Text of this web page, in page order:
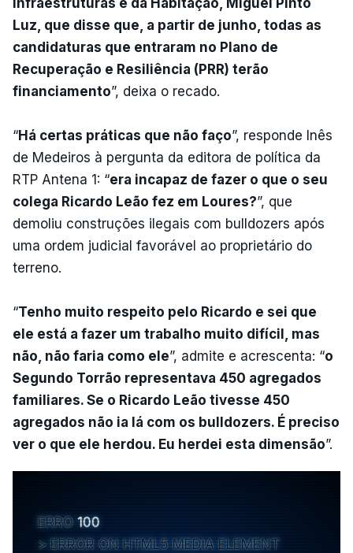
Infraestruturas e da Habitação, Miguel Pinto
Luz, que disse que, a partir de junho, todas as
candidaturas que entraram no Plano de
Recuperação e Resiliência (PRR) terão
financiamento”, deixa o recado.
“Há certas práticas que não faço”, responde Inês
de Medeiros à pergunta da editora de política da
RTP Antena 1: “era incapaz de fazer o que o seu
colega Ricardo Leão fez em Loures?”, que
demoliu construções ilegais com bulldozers após
uma ordem judicial favorável ao proprietário do
terreno.
“Tenho muito respeito pelo Ricardo e sei que
ele está a fazer um trabalho muito difícil, mas
não, não faria como ele”, admite e acrescenta: “o
Segundo Torrão representava 450 agregados
familiares. Se o Ricardo Leão tivesse 450
agregados não ia lá com os bulldozers. É preciso
ver o que ele herdou. Eu herdei esta dimensão”.
ERRO 100
ERROR ON HTML5 MEDIA ELEMENT